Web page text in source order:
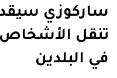
ساركوزي
تنقل
في البلدين